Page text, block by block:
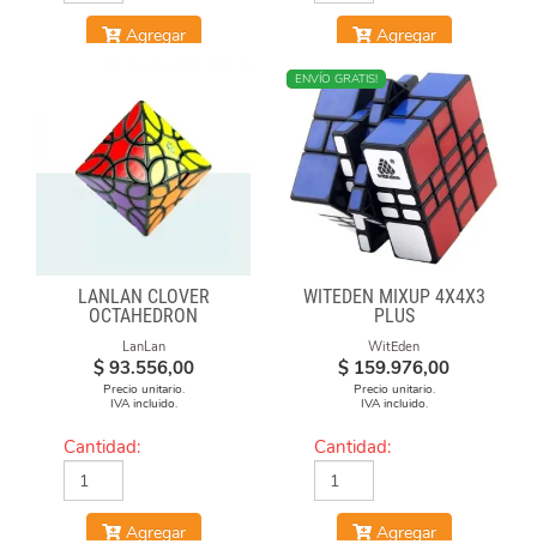
Agregar Agregar
LANLAN CLOVER
OCTAHEDRON
LanLan
$ 93.556,00
Precio unitario.
IVA incluido.
Cantidad:
Agregar
NUEVO
ENVÍO GRATIS!
WITEDEN MIXUP 4X4X3
PLUS
WitEden
$ 159.976,00
Precio unitario.
IVA incluido.
Cantidad:
Agregar